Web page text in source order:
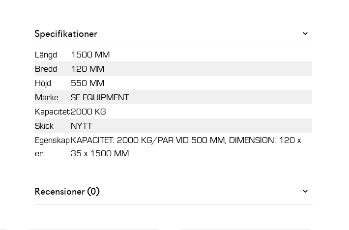
2A
mängd
Specifikationer
Längd
1500 MM
Bredd
120 MM
Höjd
550 MM
Märke
SE EQUIPMENT
Kapacitet2000 KG
Skick
NYTT
Egenskap
er
KAPACITET: 2000 KG/PAR VID 500 MM, DIMENSION: 120 x
35 x 1500 MM
Recensioner (0)